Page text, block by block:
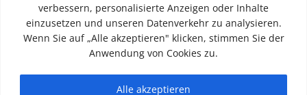
verbessern, personalisierte Anzeigen oder Inhalte
einzusetzen und unseren Datenverkehr zu analysieren.
Wenn Sie auf „Alle akzeptieren" klicken, stimmen Sie der
Anwendung von Cookies zu.
Alle akzeptieren
Impressum
Datenschutz
Kontakt